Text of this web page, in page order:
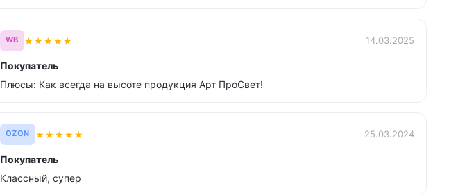
WB ★★★★★ 14.03.2025
Покупатель
Плюсы: Как всегда на высоте продукция Арт ПроСвет!
OZON ★★★★★ 25.03.2024
Покупатель
Классный, супер